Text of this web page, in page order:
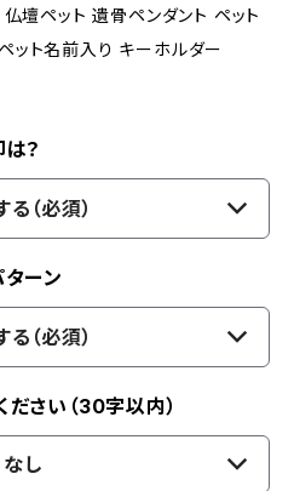
壇ペット 遺骨ペンダント ペット
ット名前入り キーホルダー
？
（必須）
ーン
（必須）
さい（30字以内）
なし